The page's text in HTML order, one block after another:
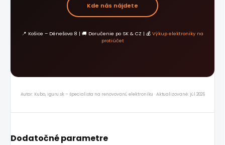
Kde nás nájdete
📍 Košice – Dénešova 8 | 🚚 Doručenie po SK & CZ | 💰 Výkup elektroniky na
protiúčet
Autor: Kubo, iguru.sk – špecialista na renovovanú elektroniku · Aktualizované: júl 2026
Dodatočné parametre